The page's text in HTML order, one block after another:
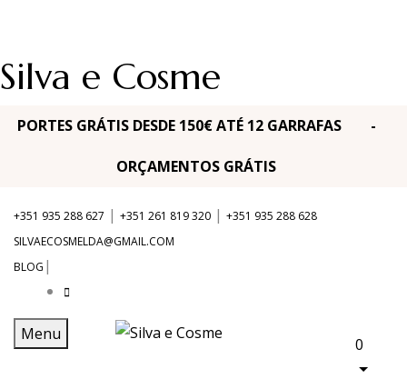
Silva e Cosme
PORTES GRÁTIS DESDE 150€ ATÉ 12 GARRAFAS -
ORÇAMENTOS GRÁTIS
+351 935 288 627 | +351 261 819 320 | +351 935 288 628
SILVAECOSMELDA@GMAIL.COM
BLOG |
Menu
0